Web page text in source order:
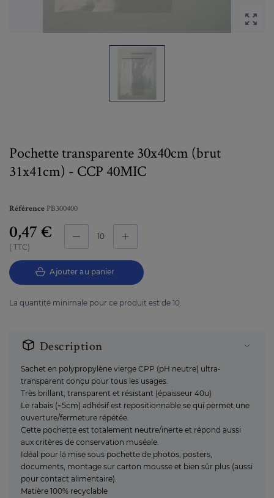

Pochette transparente 30x40cm (brut
31x41cm) - CCP 40MIC
Référence PB300400
0,47 €
TTC
Ajouter au panier
La quantité minimale pour ce produit est de 10.
Description
Sachet en polypropylène vierge CPP (pH neutre) ultra-
transparent conçu pour tous les usages.
Très brillant, transparent et résistant (épaisseur 40u)
Le rabais (~5cm) adhésif est repositionnable se qui permet une
ouverture/fermeture répétée.
Cette pochette est totalement neutre/inerte et répond aussi
aux critères de conservation muséale.
Idéal pour la mise sous pochette de photos, posters,
documents, montage sur carton mousse et bien sûr plus (aussi
pour contact alimentaire).
Matière 100% recyclable